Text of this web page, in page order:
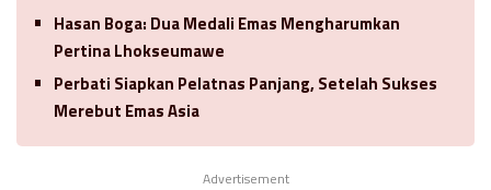
Hasan Boga: Dua Medali Emas Mengharumkan
Pertina Lhokseumawe
Perbati Siapkan Pelatnas Panjang, Setelah Sukses
Merebut Emas Asia
Advertisement